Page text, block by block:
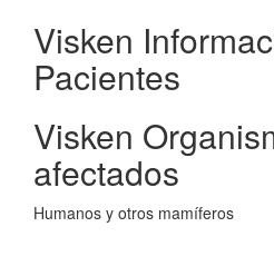
Visken
Pacientes
Visken
afectados
Humanos y otros mamíferos